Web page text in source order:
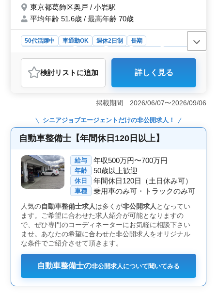
東京都葛飾区奥戸 / 小岩駅
平均年齢 51.6歳 / 最高年齢 70歳
50代活躍中 車通勤OK 週休2日制
長期
派遣社員
自動車整備士
おすすめポイント
＜建設会社の自動車整備士募集＞ 建設会社にて自動車
整備士を募集しています。大型トラックやクレーン車な
どの整備や修理、試運転などを担当します。経験豊富な
50代の方も多数活躍中です。週休2日制で、残業も少なめ
なので、ワークライフバランスを大切にできる環境で
す。 ＜安定した雇用環境と充実した福利厚生＞ 正
社員や契約社員、アルバイト・パート、派遣社員など、
雇用形態も様々です。無料の駐車場があり、車通勤も可
能です。年収は400万円から500万円となっており、通勤
手当も全額支給されます。また福利厚生も充実してお
り、安心して働ける環境が整っています。 ＜経験と
スキルを活かせる仕事環境＞ 平均年齢は51.6歳で、経
している会社で、自動車整備業を主な事業内容としてい
ます。自動車整備経験が10年以上ある方や、2級自動車整
備士以上の資格を持つ方を歓迎しています。
検討リスト に追加 詳しく見る
掲載期間 2026/06/07〜2026/09/06
シニアジョブエージェントだけの非公開求人！
自動車整備士【年間休日120日以上】
給与 年収500万円〜700万円
年齢 50歳以上歓迎
休日 年間休日120日（土日休み可）
車種 乗用車のみ可・トラックのみ可
人気の自動車整備士求人は多くが非公開求人となってい
ます。ご希望に合わせた求人紹介が可能となりますの
で、ぜひ専門のコーディネーターにお気軽に相談下さい
ませ。あなたの希望に合わせた非公開求人をオリジナル
な条件でご紹介させて頂きます。
自動車整備士の非公開求人について聞いてみる